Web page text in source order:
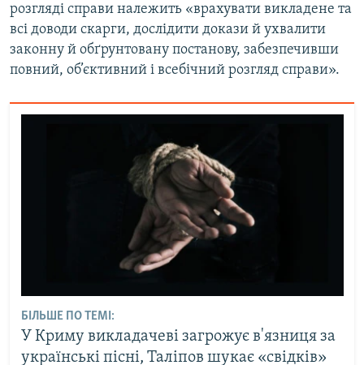
розгляді справи належить «врахувати викладене та
всі доводи скарги, дослідити докази й ухвалити
законну й обґрунтовану постанову, забезпечивши
повний, об’єктивний і всебічний розгляд справи».
БІЛЬШЕ ПО ТЕМІ:
У Криму викладачеві загрожує в'язниця за
українські пісні, Таліпов шукає «свідків»